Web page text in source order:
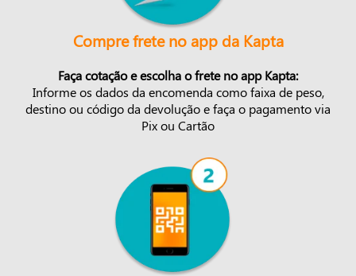
Compre frete no app da Kapta
Faça cotação e escolha o frete no app Kapta:
Informe os dados da encomenda como faixa de peso,
destino ou código da devolução e faça o pagamento via
Pix ou Cartão